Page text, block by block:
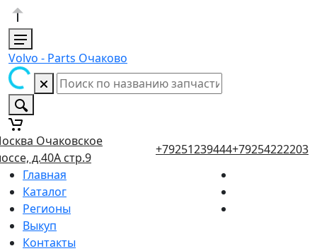
Volvo - Parts Очаково
Очаковское
д.40А стр.9
+79251239444+79254222203
Главная
Каталог
Регионы
Выкуп
Контакты